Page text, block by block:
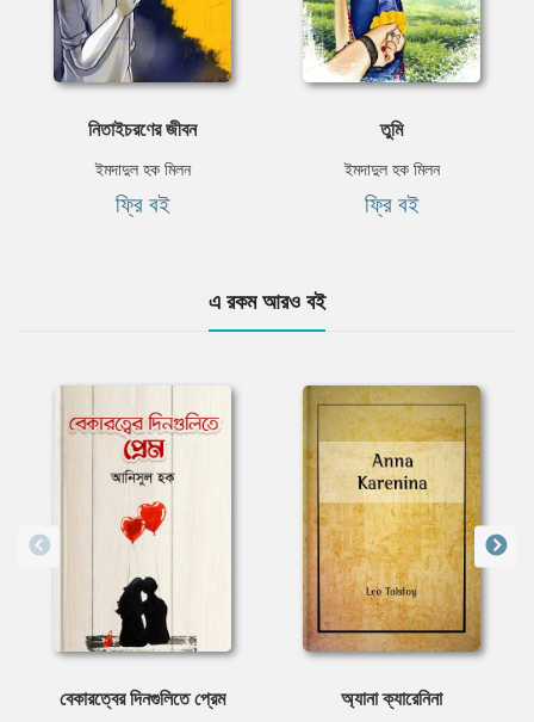
নিতাইচরণের জীবন
ইমদাদুল হক মিলন
ফ্রি বই
তুমি
ইমদাদুল হক মিলন
ফ্রি বই
এ রকম আরও বই
বেকারত্বের দিনগুলিতে প্রেম অ্যানা ক্যারেনিনা